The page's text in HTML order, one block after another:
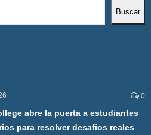
Buscar
0
abre la puerta a estudiantes
para resolver desafíos reales